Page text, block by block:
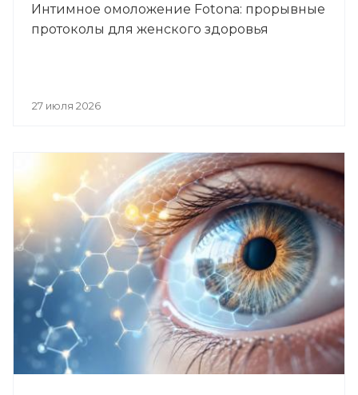
Интимное омоложение Fotona: прорывные
протоколы для женского здоровья
27 июля 2026